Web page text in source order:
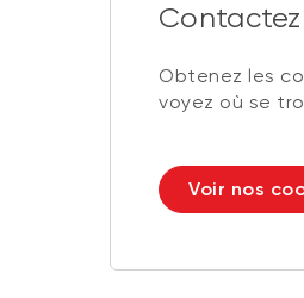
Obtenez les
voyez où se
Voir nos